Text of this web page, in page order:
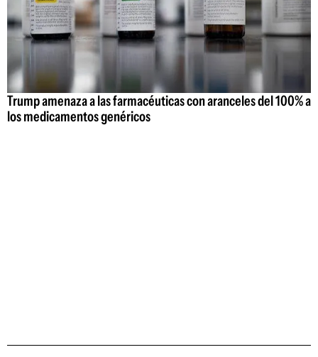
Trump amenaza a las farmacéuticas con aranceles del 100% a
los medicamentos genéricos